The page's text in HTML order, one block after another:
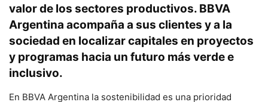
valor de los sectores productivos. BBVA
Argentina acompaña a sus clientes y a la
sociedad en localizar capitales en proyectos
y programas hacia un futuro más verde e
inclusivo.
En BBVA Argentina la sostenibilidad es una prioridad